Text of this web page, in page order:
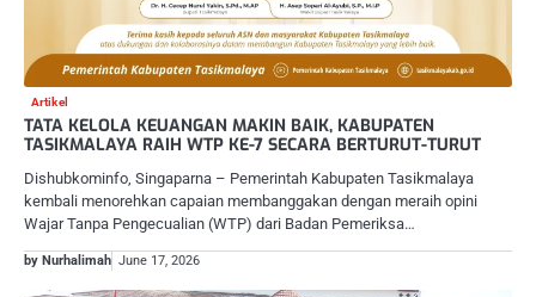
Artikel
TATA KELOLA KEUANGAN MAKIN BAIK, KABUPATEN
TASIKMALAYA RAIH WTP KE-7 SECARA BERTURUT-TURUT
Dishubkominfo, Singaparna – Pemerintah Kabupaten Tasikmalaya
kembali menorehkan capaian membanggakan dengan meraih opini
Wajar Tanpa Pengecualian (WTP) dari Badan Pemeriksa…
by Nurhalimah June 17, 2026